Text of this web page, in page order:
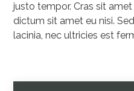
justo tempor. Cras sit
dictum sit amet eu nisi.
lacinia, nec ultricies est